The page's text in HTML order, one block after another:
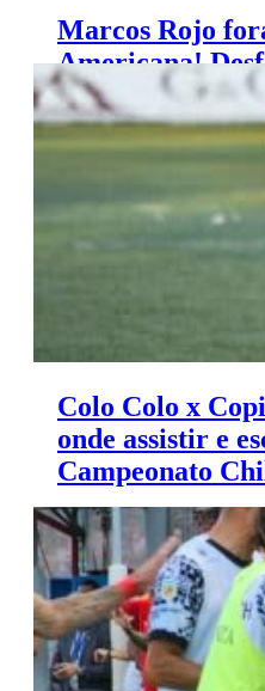
Marcos Rojo
Americana!
para o Boca
Colo Colo x
onde assistir e
Campeonato
Colo Colo x Copiado:
escalações – Campeonato